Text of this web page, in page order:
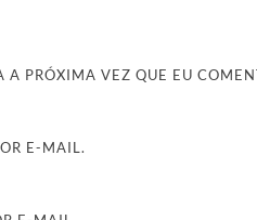
A PRÓXIMA VEZ QUE EU
E-MAIL.